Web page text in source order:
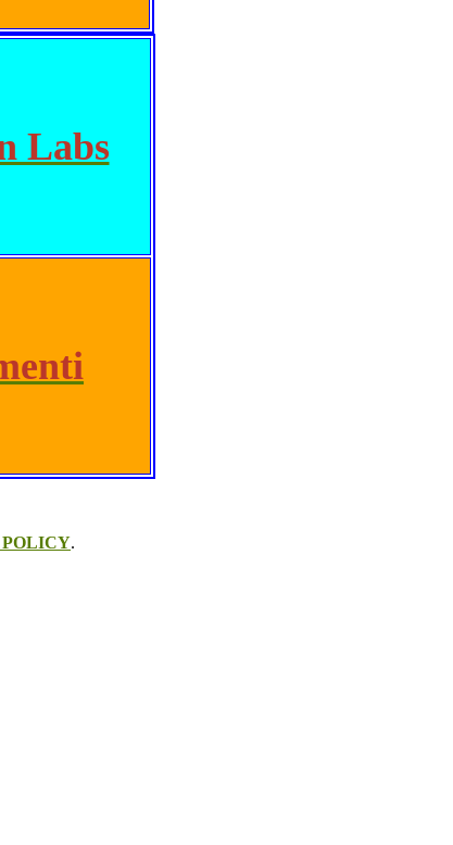
Labs
.